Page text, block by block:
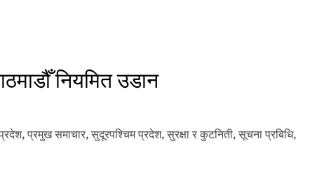
नियमित उडान
, प्रमुख समाचार, सुदूरपश्‍चिम प्रदेश, सुरक्षा र कुटनिती, सूचना प्रबिधि,